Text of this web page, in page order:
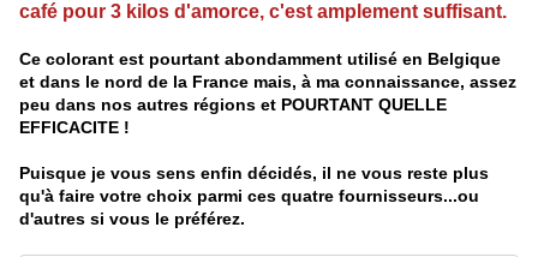
café pour 3 kilos d'amorce, c'est amplement suffisant.
Ce colorant est pourtant abondamment utilisé en Belgique
et dans le nord de la France mais, à ma connaissance, assez
peu dans nos autres régions et POURTANT QUELLE
EFFICACITE !
Puisque je vous sens enfin décidés, il ne vous reste plus
qu'à faire votre choix parmi ces quatre fournisseurs...ou
d'autres si vous le préférez.